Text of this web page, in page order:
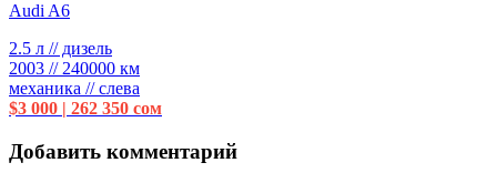
Audi A6
2.5 л // дизель
2003 // 240000 км
механика // слева
$3 000 | 262 350 сом
Добавить комментарий